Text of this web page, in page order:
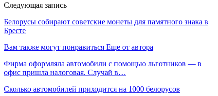
Следующая запись
Белорусы собирают советские монеты для памятного знака в
Бресте
Вам также могут понравиться Еще от автора
Фирма оформляла автомобили с помощью льготников — в
офис пришла налоговая. Случай в…
Сколько автомобилей приходится на 1000 белорусов